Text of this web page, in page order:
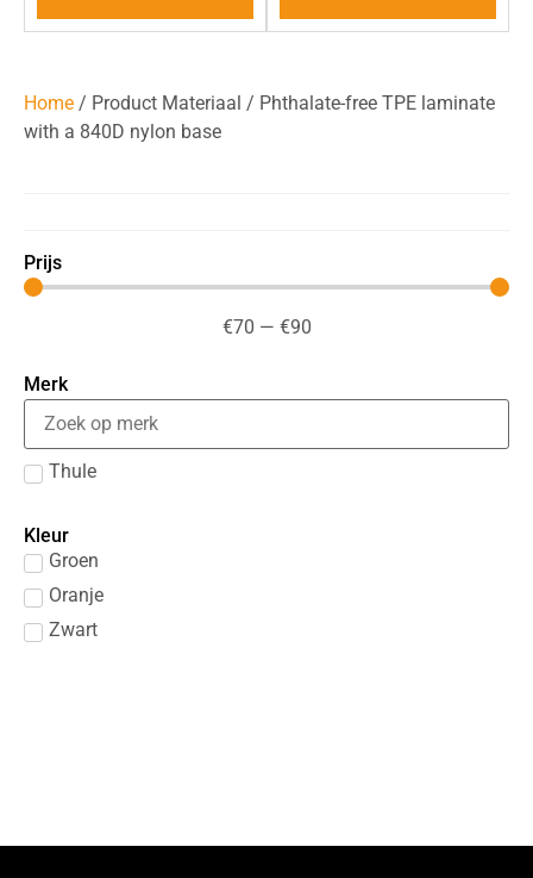
Prijs
€70 — €90
Merk
Thule
Kleur
Groen
Oranje
Zwart
Home / Product Materiaal / Phthalate-free TPE laminate
with a 840D nylon base